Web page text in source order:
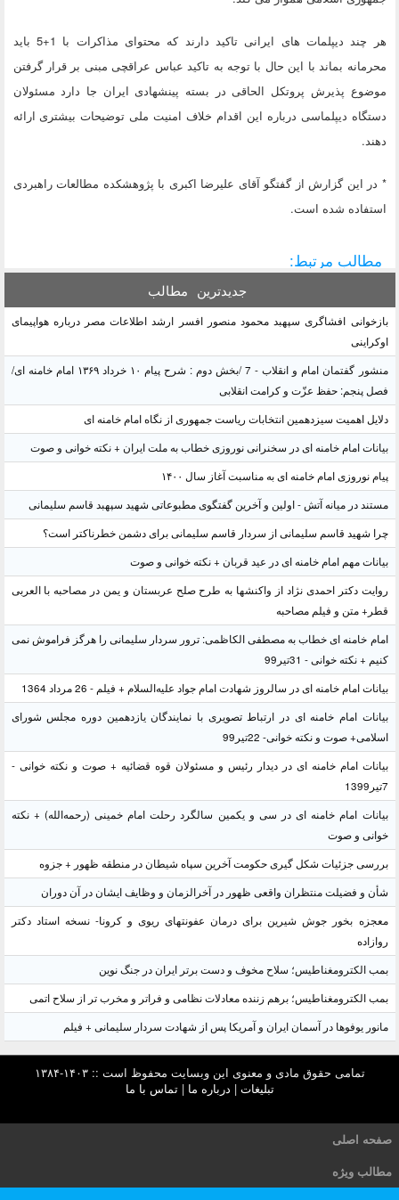
هر چند دیپلمات های ایرانی تاکید دارند که محتوای مذاکرات با 1+5 باید
محرمانه بماند با این حال با توجه به تاکید عباس عراقچی مبنی بر قرار گرفتن
موضوع پذیرش پروتکل الحاقی در بسته پینشهادی ایران جا دارد مسئولان
دستگاه دیپلماسی درباره این اقدام خلاف امنیت ملی توضیحات بیشتری ارائه
دهند.
* در این گزارش از گفتگو آقای علیرضا اکبری با پژوهشکده مطالعات راهبردی
استفاده شده است.
مطالب مرتبط:
جدیدترین مطالب
بازخوانی افشاگری سپهبد محمود منصور افسر ارشد اطلاعات مصر درباره هواپیمای
اوکراینی
منشور گفتمان امام و انقلاب - 7 /بخش دوم : شرح پیام ۱۰ خرداد ۱۳۶۹ امام خامنه ای/
فصل پنجم: حفظ عزّت و کرامت انقلابی
دلایل اهمیت سیزدهمین انتخابات ریاست جمهوری از نگاه امام خامنه ای
بیانات امام خامنه ای در سخنرانی نوروزی خطاب به ملت ایران + نکته خوانی و صوت
پیام نوروزی امام خامنه ای به مناسبت آغاز سال ۱۴۰۰
مستند در میانه آتش - اولین و آخرین گفتگوی مطبوعاتی شهید سپهبد قاسم سلیمانی
چرا شهید قاسم سلیمانی از سردار قاسم سلیمانی برای دشمن خطرناکتر است؟
بیانات مهم امام خامنه ای در عید قربان + نکته خوانی و صوت
روایت دکتر احمدی نژاد از واکنشها به طرح صلح عربستان و یمن در مصاحبه با العربی
قطر+ متن و فیلم مصاحبه
امام خامنه ای خطاب به مصطفی الکاظمی: ترور سردار سلیمانی را هرگز فراموش نمی
کنیم + نکته خوانی - 31تیر99
بیانات امام خامنه ای در سالروز شهادت امام جواد علیه‌السلام + فیلم - 26 مرداد 1364
بیانات امام خامنه ای در ارتباط تصویری با نمایندگان یازدهمین دوره مجلس شورای
اسلامی+ صوت و نکته خوانی- 22تیر99
بیانات امام خامنه ای در دیدار رئیس و مسئولان قوه قضائیه + صوت و نکته خوانی -
7تیر1399
بیانات امام خامنه ای در سی و یکمین سالگرد رحلت امام خمینی (رحمه‌الله) + نکته
خوانی و صوت
بررسی جزئیات شکل گیری حکومت آخرین سپاه شیطان در منطقه ظهور + جزوه
شأن و فضیلت منتظران واقعی ظهور در آخرالزمان و وظایف ایشان در آن دوران
معجزه بخور جوش شیرین برای درمان عفونتهای ریوی و کرونا- نسخه استاد دکتر
روازاده
بمب الکترومغناطیس؛ سلاح مخوف و دست برتر ایران در جنگ نوین
بمب الکترومغناطیس؛ برهم زننده معادلات نظامی و فراتر و مخرب تر از سلاح اتمی
مانور یوفوها در آسمان ایران و آمریکا پس از شهادت سردار سلیمانی + فیلم
تمامی حقوق مادی و معنوی این وبسایت محفوظ است :: ۱۴۰۳-۱۳۸۴
تبلیغات | درباره ما |تماس با ما
صفحه اصلی
مطالب ویژه